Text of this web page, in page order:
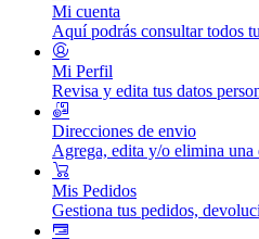
Mi cuenta
Aquí podrás consultar todos
Mi Perfil
Revisa y edita tus datos
Direcciones de envio
Agrega, edita y/o elimina una
Mis Pedidos
Gestiona tus pedidos,